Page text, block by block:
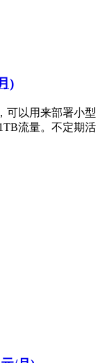
)
可以用来部署小型
流量。不定期活